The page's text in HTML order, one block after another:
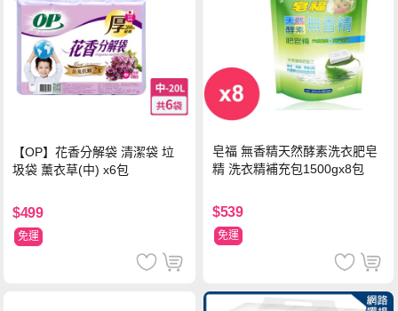
【OP】花香分解袋 清潔袋 垃
圾袋 薰衣草(中) x6包
$499
免運
皂福 無香精天然酵素洗衣肥皂
精 洗衣精補充包1500gx8包
$539
免運